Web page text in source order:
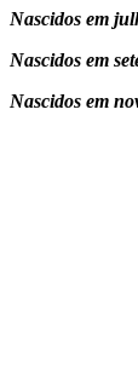
Nascidos em
Nascidos em
Nascidos em